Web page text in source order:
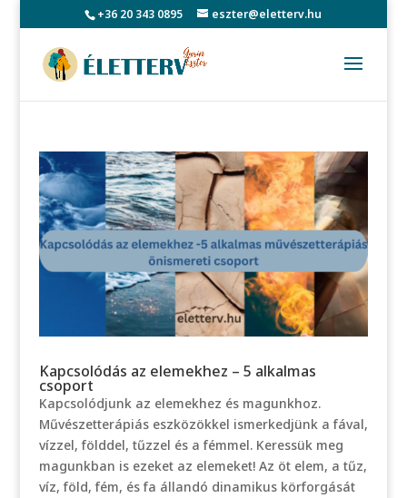
+36 20 343 0895 eszter@eletterv.hu
Kapcsolódás az elemekhez – 5 alkalmas
csoport
Kapcsolódjunk az elemekhez és magunkhoz.
Művészetterápiás eszközökkel ismerkedjünk a fával,
vízzel, földdel, tűzzel és a fémmel. Keressük meg
magunkban is ezeket az elemeket! Az öt elem, a tűz,
víz, föld, fém, és fa állandó dinamikus körforgását